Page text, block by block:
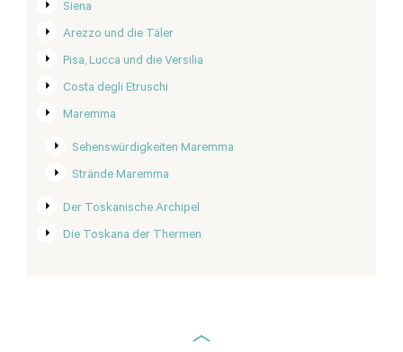
Siena
Arezzo und die Täler
Pisa, Lucca und die Versilia
Costa degli Etruschi
Maremma
Sehenswürdigkeiten Maremma
Strände Maremma
Der Toskanische Archipel
Die Toskana der Thermen